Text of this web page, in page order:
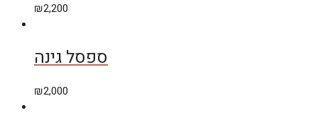
₪2,200
ספסל גינה
₪2,000